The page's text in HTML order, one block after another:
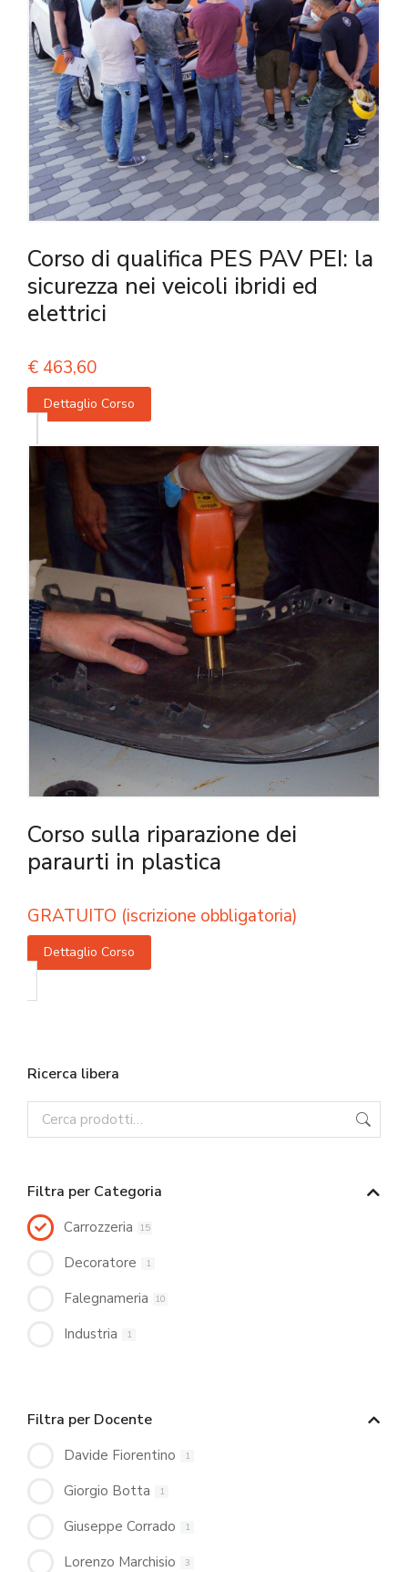
Corso di qualifica PES PAV PEI: la
sicurezza nei veicoli ibridi ed
elettrici
€ 463,60
Dettaglio Corso
Corso sulla riparazione dei
paraurti in plastica
GRATUITO (iscrizione obbligatoria)
Dettaglio Corso
Ricerca libera
Filtra per Categoria
Carrozzeria 15
Decoratore 1
Falegnameria 10
Industria 1
Filtra per Docente
Davide Fiorentino 1
Giorgio Botta 1
Giuseppe Corrado 1
Lorenzo Marchisio 3